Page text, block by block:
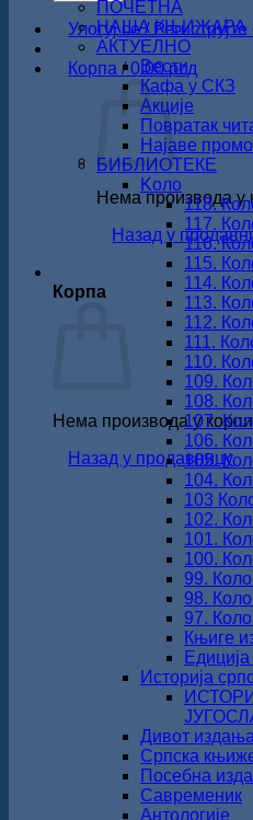
Улогуј се / Региструјте
Корпа /0.00рсд
Нема производа у
Назад у
Корпа
Нема производа у
Назад у продавницу
ПОЧЕТНА
НАША КЊИЖАРА
АКТУЕЛНО
Вести
Кафа у СКЗ
Акције
Повратак
Најаве
БИБЛИОТЕКЕ
Koло
118.
117.
116.
115.
114.
113.
112.
111.
110.
109.
108.
107.
106.
105.
104.
103
102.
101.
100.
99.
98.
97.
Књиге
Историја
Дивот издања
Српска
Посебна
Савременик
Антологије